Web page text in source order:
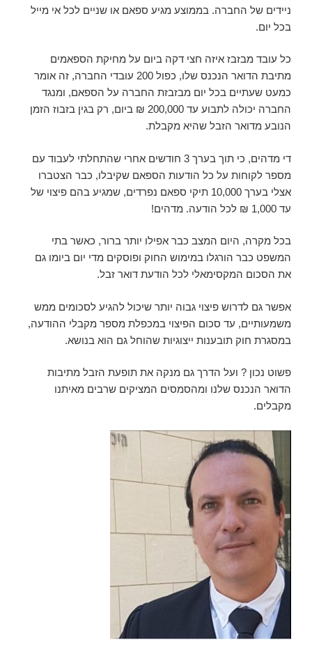
ניידים של החברה. בממוצע מגיע ספאם או שניים לכל אי מייל
בכל יום.
כל עובד מבזבז איזה חצי דקה ביום על מחיקת הספאמים
מתיבת הדואר הנכנס שלו, כפול 200 עובדי החברה, זה אומר
כמעט שעתיים בכל יום מבזבזת החברה על הספאם, ומנגד
החברה יכולה לתבוע עד 200,000 ₪ ביום, רק בגין בזבוז הזמן
הנובע מדואר הזבל שהיא מקבלת.
די מדהים, כי תוך בערך 3 חודשים אחרי שהתחלתי לעבוד עם
מספר לקוחות על כל הודעות הספאם שקיבלו, כבר הצטברו
אצלי בערך 10,000 תיקי ספאם נפרדים, שמגיע בהם פיצוי של
עד 1,000 ₪ לכל הודעה. מדהים!
בכל מקרה, היום המצב כבר אפילו יותר ברור, כאשר בתי
המשפט כבר הורגלו במימוש החוק ופוסקים מדי יום ביומו גם
את הסכום המקסימאלי לכל הודעת דואר זבל.
אפשר גם לדרוש פיצוי גבוה יותר שיכול להגיע לסכומים ממש
משמעותיים, עד סכום הפיצוי במכפלת מספר מקבלי ההודעה,
במסגרת חוק תובענות ייצוגיות שהוחל גם הוא בנושא.
פשוט נכון ? ועל הדרך גם מנקה את תופעת הזבל מתיבות
הדואר הנכנס שלנו ומהסמסים המציקים שרבים מאיתנו
מקבלים.